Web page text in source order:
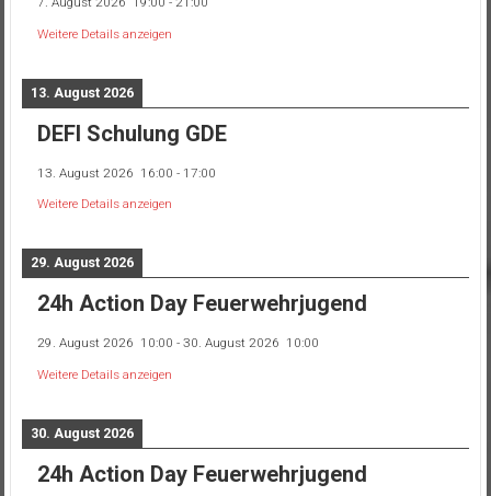
Weitere Details anzeigen
13. August 2026
DEFI Schulung GDE
13. August 2026 16:00 - 17:00
Weitere Details anzeigen
29. August 2026
24h Action Day Feuerwehrjugend
29. August 2026 10:00 - 30. August 2026 10:00
Weitere Details anzeigen
30. August 2026
24h Action Day Feuerwehrjugend